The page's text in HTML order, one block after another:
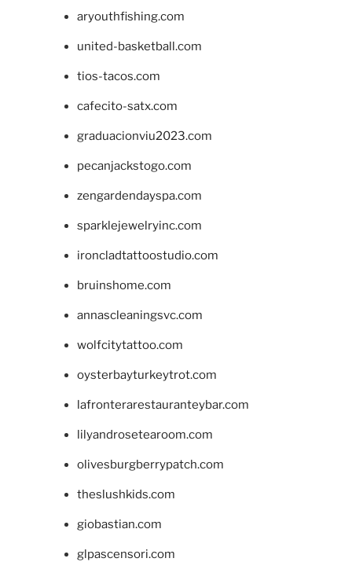
aryouthfishing.com
united-basketball.com
tios-tacos.com
cafecito-satx.com
graduacionviu2023.com
pecanjackstogo.com
zengardendayspa.com
sparklejewelryinc.com
ironcladtattoostudio.com
bruinshome.com
annascleaningsvc.com
wolfcitytattoo.com
oysterbayturkeytrot.com
lafronterarestauranteybar.com
lilyandrosetearoom.com
olivesburgberrypatch.com
theslushkids.com
giobastian.com
glpascensori.com